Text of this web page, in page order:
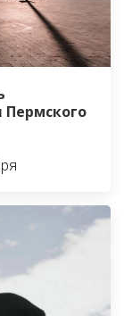
Пермского